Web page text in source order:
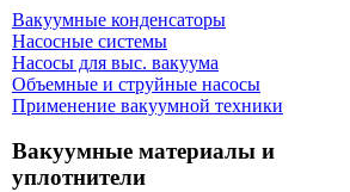
Вакуумные конденсаторы
Насосные системы
Насосы для выс. вакуума
Объемные и струйные насосы
Применение вакуумной техники
Вакуумные материалы и
уплотнители